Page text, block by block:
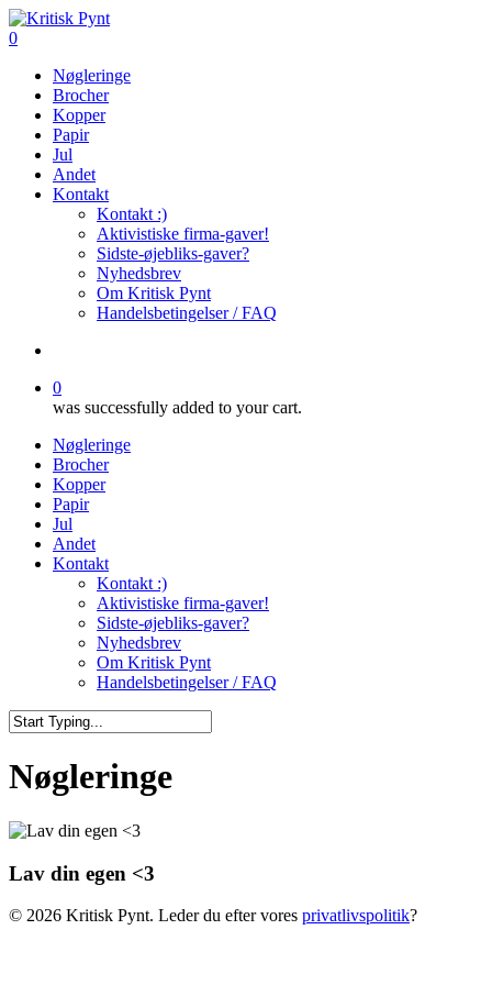
Skip
to
content
search
0
Nøgleringe
Brocher
Kopper
Papir
Jul
Andet
Kontakt
Kontakt :)
Aktivistiske firma-gaver!
Sidste-øjebliks-gaver?
Nyhedsbrev
Om Kritisk Pynt
Handelsbetingelser / FAQ
0
was successfully added to your cart.
Nøgleringe
Brocher
Kopper
Papir
Jul
Andet
Kontakt
Kontakt :)
Aktivistiske firma-gaver!
Sidste-øjebliks-gaver?
Nyhedsbrev
Om Kritisk Pynt
Handelsbetingelser / FAQ
Search
Nøgleringe
Lav din egen <3
© 2026 Kritisk Pynt. Leder du efter vores privatlivspolitik?